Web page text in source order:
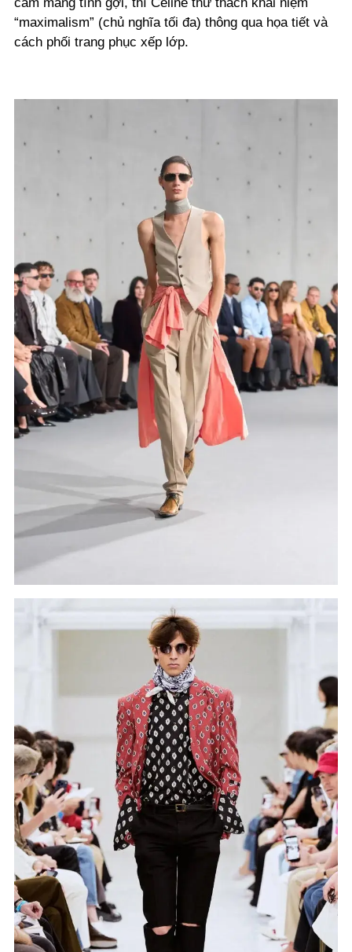
“maximalism” (chủ nghĩa tối đa) thông qua họa tiết và
cách phối trang phục xếp lớp.